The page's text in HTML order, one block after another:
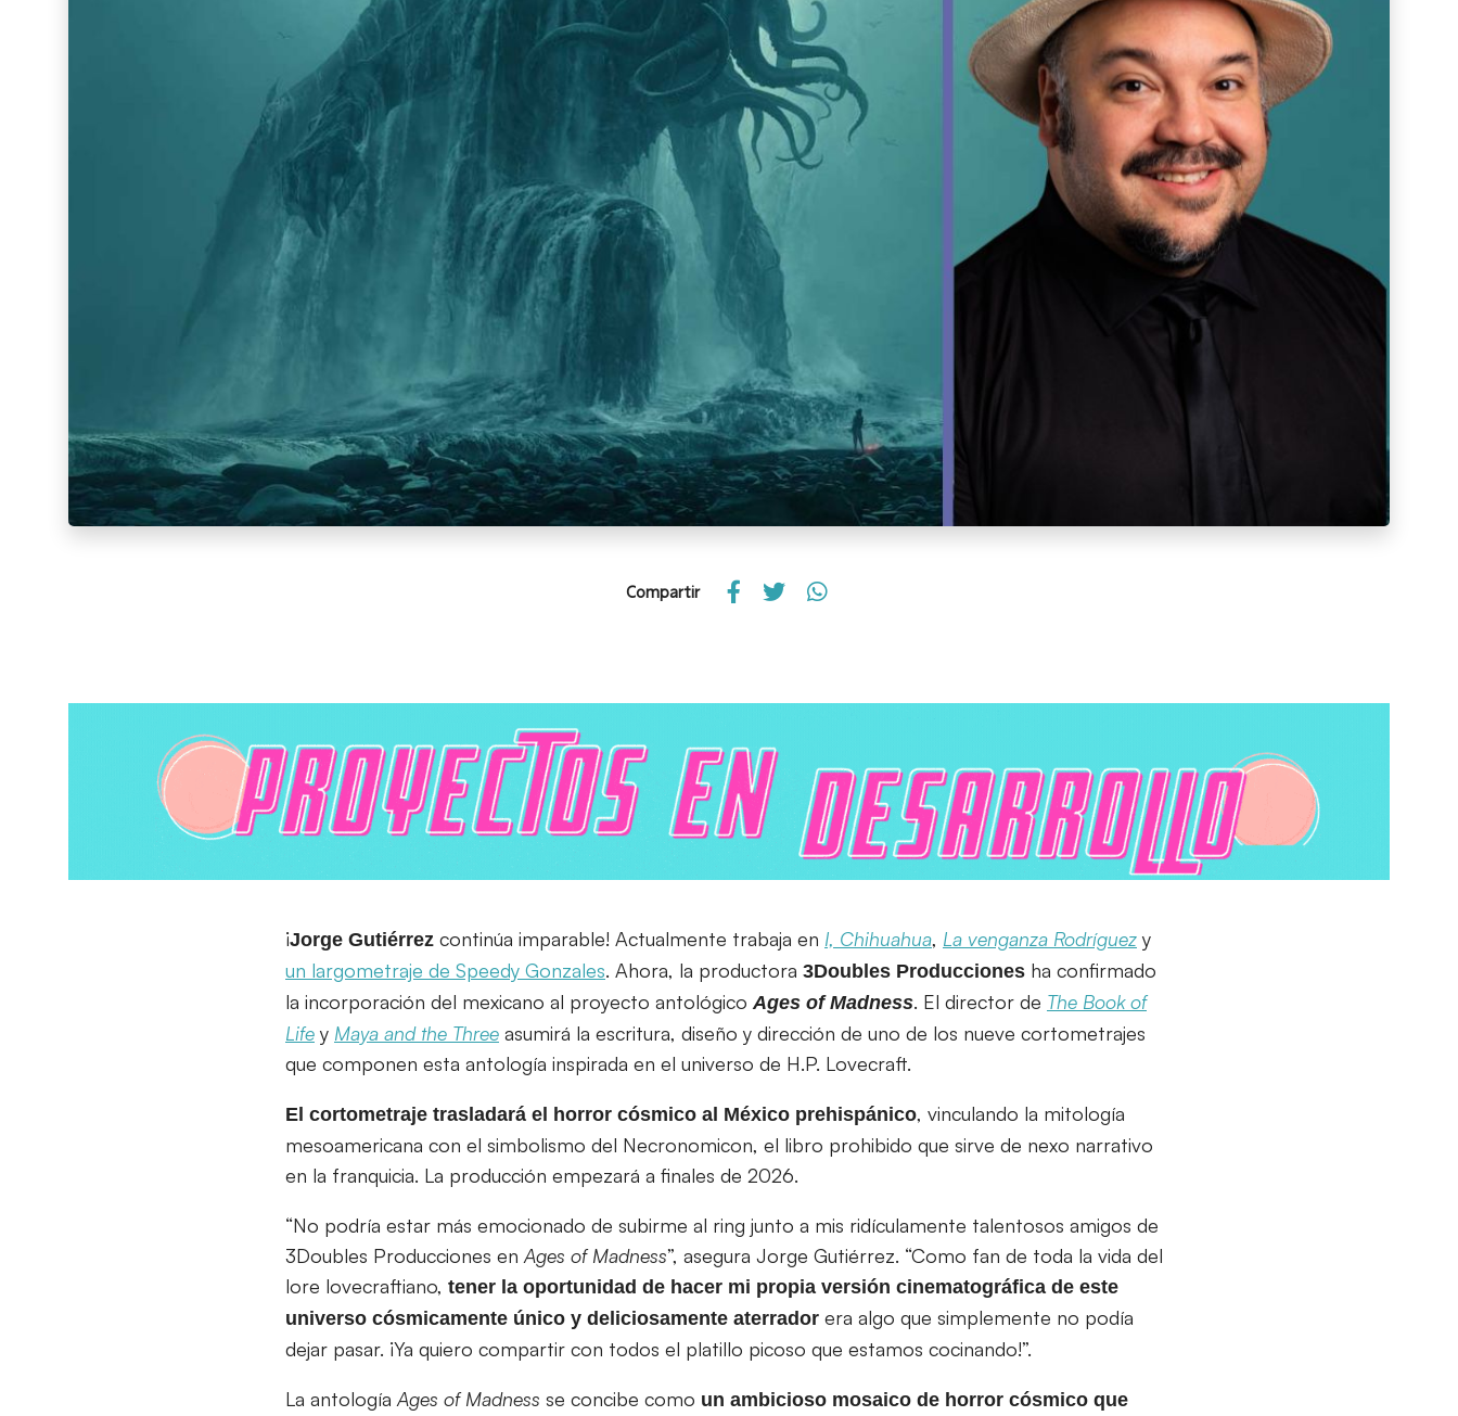
Compartir
¡Jorge Gutiérrez continúa imparable! Actualmente trabaja en I, Chihuahua, La venganza Rodríguez y
un largometraje de Speedy Gonzales. Ahora, la productora 3Doubles Producciones ha confirmado
la incorporación del mexicano al proyecto antológico Ages of Madness. El director de The Book of
Life y Maya and the Three asumirá la escritura, diseño y dirección de uno de los nueve cortometrajes
que componen esta antología inspirada en el universo de H.P. Lovecraft.
El cortometraje trasladará el horror cósmico al México prehispánico, vinculando la mitología
mesoamericana con el simbolismo del Necronomicon, el libro prohibido que sirve de nexo narrativo
en la franquicia. La producción empezará a finales de 2026.
“No podría estar más emocionado de subirme al ring junto a mis ridículamente talentosos amigos de
3Doubles Producciones en Ages of Madness”, asegura Jorge Gutiérrez. “Como fan de toda la vida del
lore lovecraftiano, tener la oportunidad de hacer mi propia versión cinematográfica de este
universo cósmicamente único y deliciosamente aterrador era algo que simplemente no podía
dejar pasar. ¡Ya quiero compartir con todos el platillo picoso que estamos cocinando!”.
La antología Ages of Madness se concibe como un ambicioso mosaico de horror cósmico que